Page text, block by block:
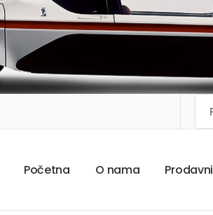
Početna O nama Prodavni